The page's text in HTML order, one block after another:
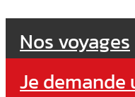
Nos voyages
Je demande